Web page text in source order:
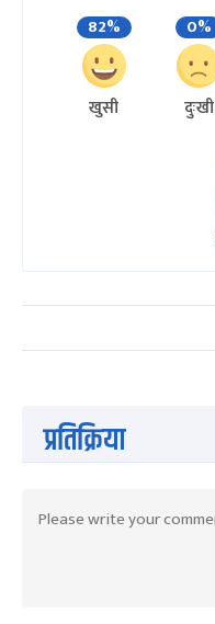
82%
खुसी
0%
दुःखी
प्रतिक्रिया